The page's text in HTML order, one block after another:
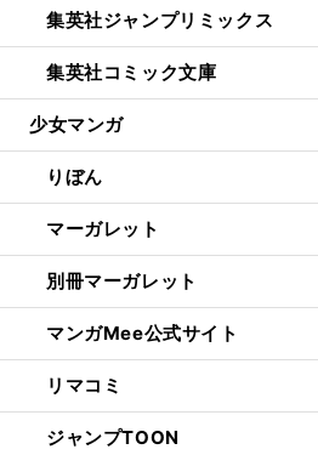
集英社ジャンプリミックス
集英社コミック文庫
少女マンガ
りぼん
マーガレット
別冊マーガレット
マンガMee公式サイト
リマコミ
ジャンプTOON